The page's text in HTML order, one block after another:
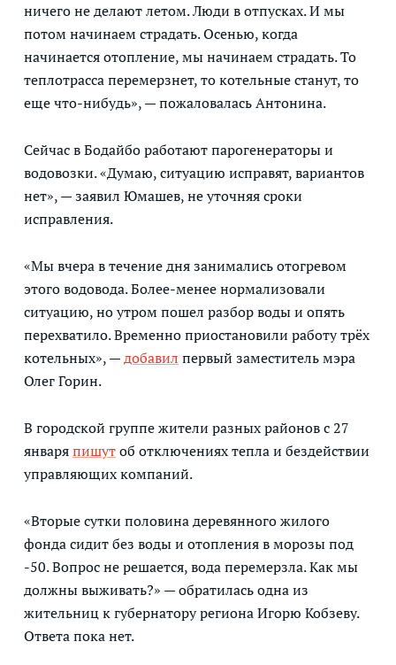
ничего не делают летом. Люди в отпусках. И мы
потом начинаем страдать. Осенью, когда
начинается отопление, мы начинаем страдать. То
теплотрасса перемерзнет, то котельные станут, то
еще что-нибудь», — пожаловалась Антонина.
Сейчас в Бодайбо работают парогенераторы и
водовозки. «Думаю, ситуацию исправят, вариантов
нет», — заявил Юмашев, не уточняя сроки
исправления.
«Мы вчера в течение дня занимались отогревом
этого водовода. Более-менее нормализовали
ситуацию, но утром пошел разбор воды и опять
перехватило. Временно приостановили работу трёх
котельных», —добавил первый заместитель мэра
Олег Горин.
В городской группе жители разных районов с 27
январяпишутоб отключениях тепла и бездействии
управляющих компаний.
«Вторые сутки половина деревянного жилого
фонда сидит без воды и отопления в морозы под
-50. Вопрос не решается, вода перемерзла. Как мы
должны выживать?» — обратилась одна из
жительниц к губернатору региона Игорю Кобзеву.
Ответа пока нет.